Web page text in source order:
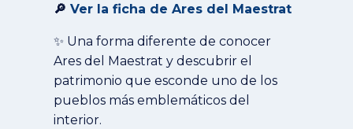
🔎 Ver la ficha de Ares del Maestrat
✨ Una forma diferente de conocer
Ares del Maestrat y descubrir el
patrimonio que esconde uno de los
pueblos más emblemáticos del
interior.